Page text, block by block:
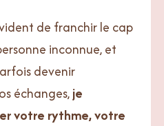
de franchir le cap
inconnue, et
devenir
échanges,je
votre rythme, votre